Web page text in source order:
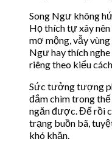
Song Ngư không
Họ thích tự xây
mơ mộng, vẫy
Ngư hay thích
riêng theo kiểu
Sức tưởng tượng
đắm chìm trong
ngăn được. Để rồi
trạng buồn bã,
khó khăn.